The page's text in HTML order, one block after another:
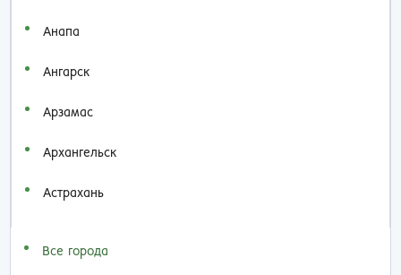
Анапа
Ангарск
Арзамас
Архангельск
Астрахань
Все города